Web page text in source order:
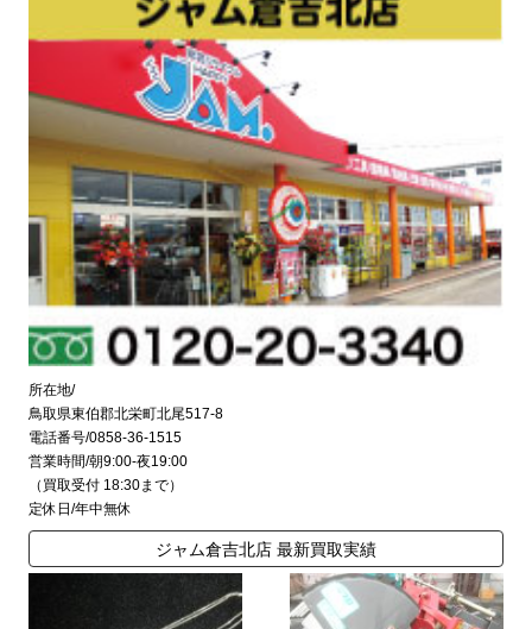
所在地/
鳥取県東伯郡北栄町北尾517-8
電話番号/0858-36-1515
営業時間/朝9:00-夜19:00
（買取受付 18:30まで）
定休日/年中無休
ジャム倉吉北店 最新買取実績